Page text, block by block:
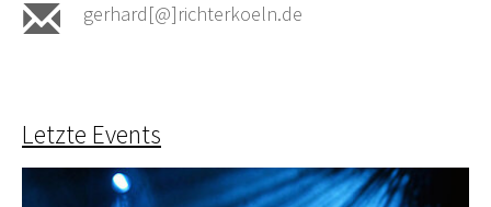
gerhard[@]richterkoeln.de
Letzte Events